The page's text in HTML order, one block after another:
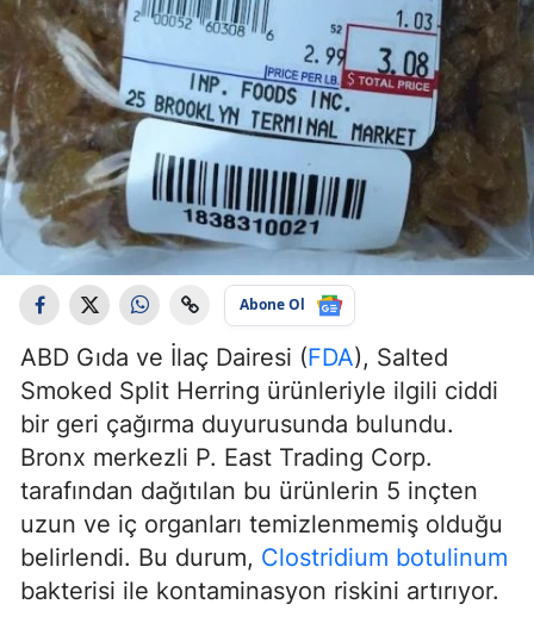
Abone Ol
ABD Gıda ve İlaç Dairesi (FDA), Salted
Smoked Split Herring ürünleriyle ilgili ciddi
bir geri çağırma duyurusunda bulundu.
Bronx merkezli P. East Trading Corp.
tarafından dağıtılan bu ürünlerin 5 inçten
uzun ve iç organları temizlenmemiş olduğu
belirlendi. Bu durum, Clostridium botulinum
bakterisi ile kontaminasyon riskini artırıyor.